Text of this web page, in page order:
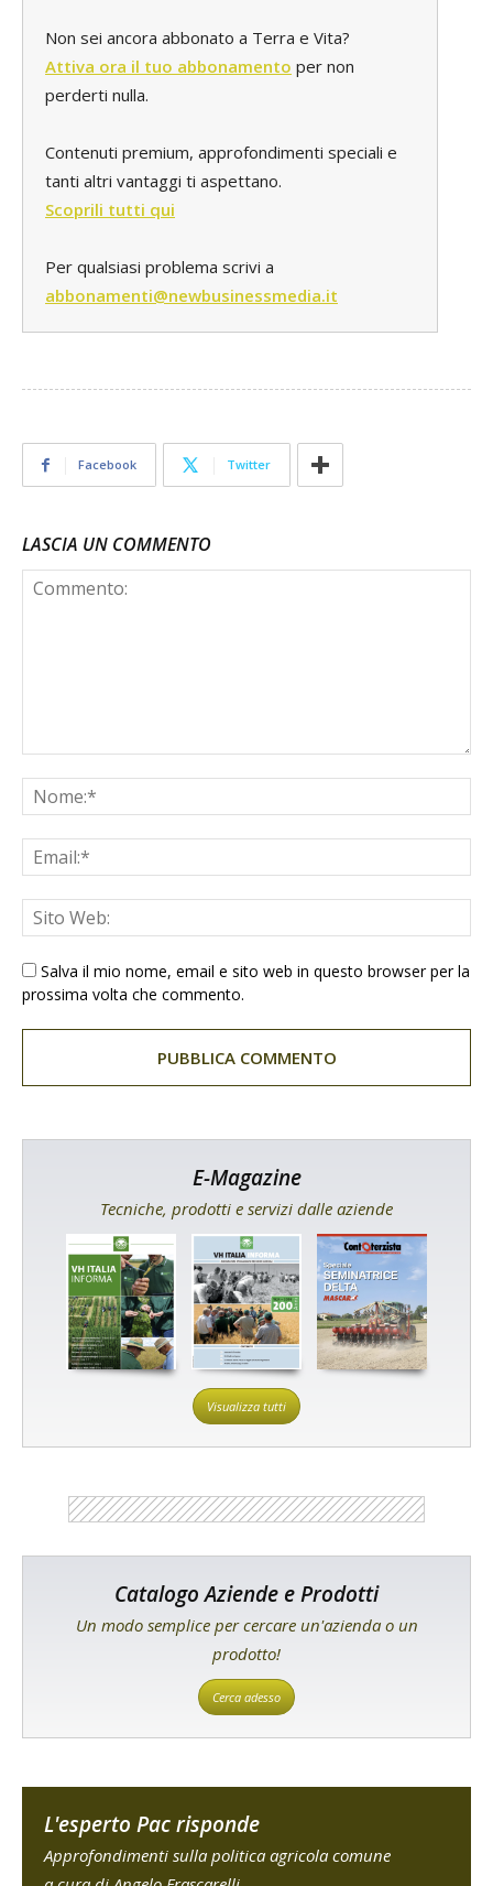
Non sei ancora abbonato a Terra e Vita?
Attiva ora il tuo abbonamento per non
perderti nulla.
Contenuti premium, approfondimenti speciali e
tanti altri vantaggi ti aspettano.
Scoprili tutti qui
Per qualsiasi problema scrivi a
abbonamenti@newbusinessmedia.it
Facebook Twitter
LASCIA UN COMMENTO
Salva il mio nome, email e sito web in questo browser per la
prossima volta che commento.
E-Magazine
Tecniche, prodotti e servizi dalle aziende
Visualizza tutti
Catalogo Aziende e Prodotti
Un modo semplice per cercare un'azienda o un
prodotto!
Cerca adesso
L'esperto Pac risponde
Approfondimenti sulla politica agricola comune